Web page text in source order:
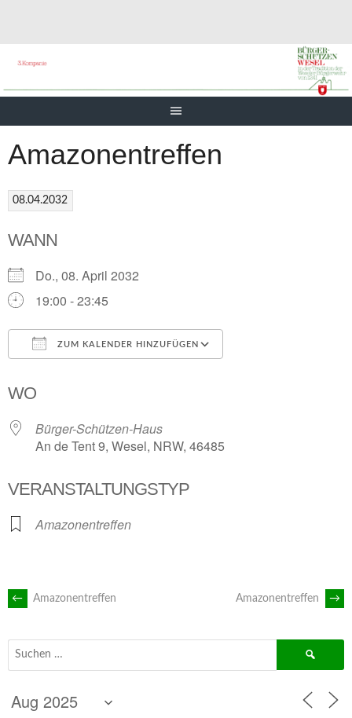
Amazonentreffen
08.04.2032
WANN
Do., 08. April 2032
19:00 - 23:45
ZUM KALENDER HINZUFÜGEN
WO
Bürger-Schützen-Haus
An de Tent 9, Wesel, NRW, 46485
VERANSTALTUNGSTYP
Amazonentreffen
ARTIKEL-
NAVIGATION
← Amazonentreffen Amazonentreffen →